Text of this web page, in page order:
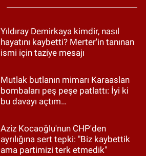
Yıldıray Demirkaya kimdir, nasıl
hayatını kaybetti? Merter'in tanınan
ismi için taziye mesajı
Mutlak butlanın mimarı Karaaslan
bombaları peş peşe patlattı: İyi ki
bu davayı açtım…
Aziz Kocaoğlu'nun CHP'den
ayrılığına sert tepki: "Biz kaybettik
ama partimizi terk etmedik"